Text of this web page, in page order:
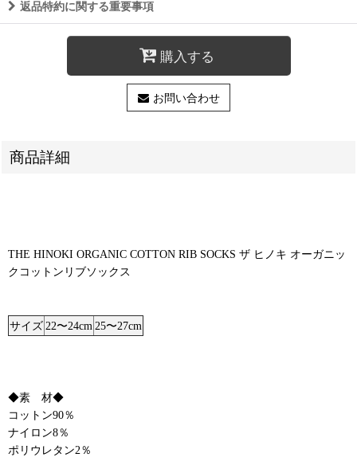
返品特約に関する重要事項
購入する
お問い合わせ
商品詳細
THE HINOKI ORGANIC COTTON RIB SOCKS ザ ヒノキ オーガニッ
クコットンリブソックス
サイズ22〜24cm25〜27cm
◆素 材◆
コットン90％
ナイロン8％
ポリウレタン2％